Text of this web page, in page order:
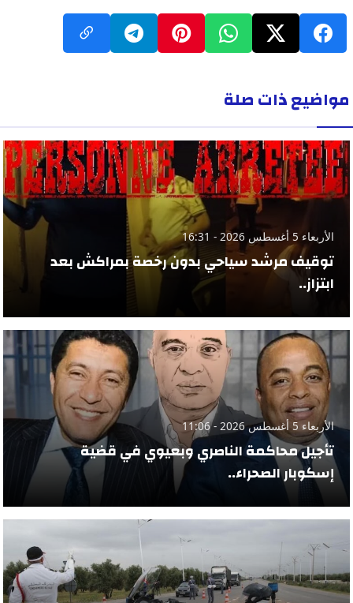
مواضيع ذات صلة
الأربعاء 5 أغسطس 2026 - 16:31
توقيف مرشد سياحي بدون رخصة بمراكش بعد
ابتزاز..
الأربعاء 5 أغسطس 2026 - 11:06
تأجيل محاكمة الناصري وبعيوي في قضية
إسكوبار الصحراء..